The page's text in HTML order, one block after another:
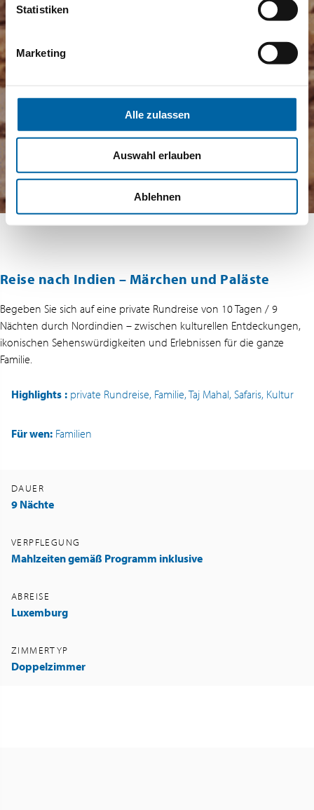
Statistiken
Marketing
Alle zulassen
Auswahl erlauben
Ablehnen
Reise nach Indien – Märchen und Paläste
Begeben Sie sich auf eine private Rundreise von 10 Tagen / 9
Nächten durch Nordindien – zwischen kulturellen Entdeckungen,
ikonischen Sehenswürdigkeiten und Erlebnissen für die ganze
Familie.
Highlights : private Rundreise, Familie, Taj Mahal, Safaris, Kultur
Für wen: Familien
DAUER
9 Nächte
VERPFLEGUNG
Mahlzeiten gemäß Programm inklusive
ABREISE
Luxemburg
ZIMMERTYP
Doppelzimmer